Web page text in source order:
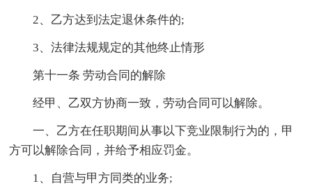
2、乙方达到法定退休条件的;
3、法律法规规定的其他终止情形
第十一条 劳动合同的解除
经甲、乙双方协商一致，劳动合同可以解除。
一、乙方在任职期间从事以下竞业限制行为的，甲
方可以解除合同，并给予相应罚金。
1、自营与甲方同类的业务;